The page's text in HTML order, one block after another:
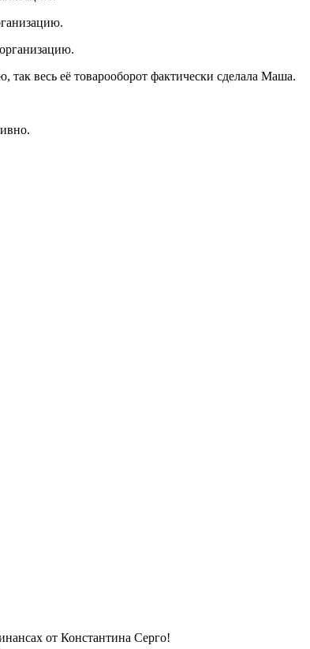
так весь её товарооборот фактически сделала Маша.
от Константина Серго!